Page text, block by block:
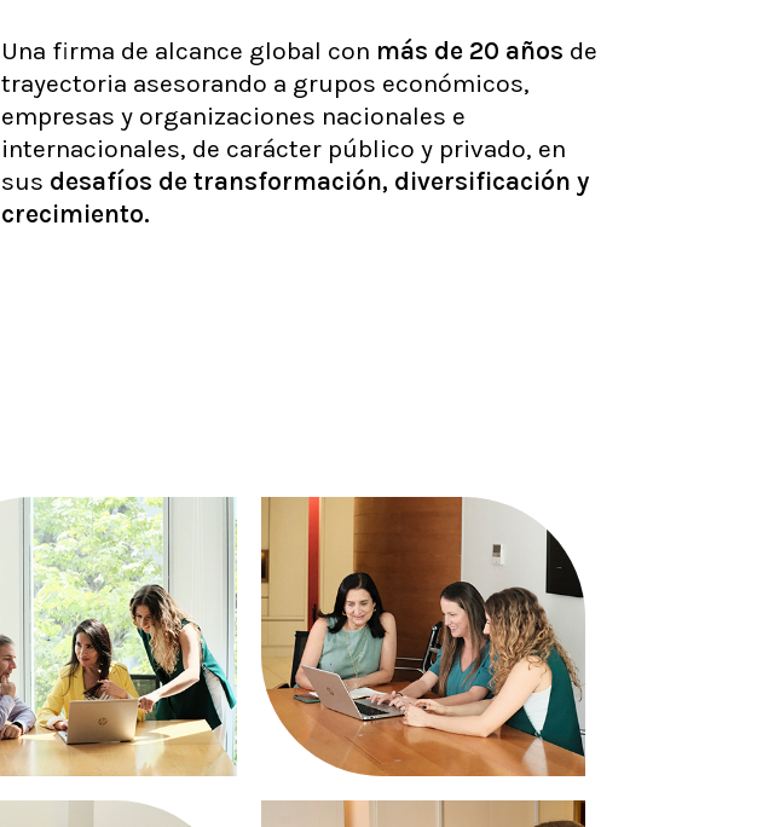
Una firma de alcance global con más de 20 años de
trayectoria asesorando a grupos económicos,
empresas y organizaciones nacionales e
internacionales, de carácter público y privado, en
sus desafíos de transformación, diversificación y
crecimiento.